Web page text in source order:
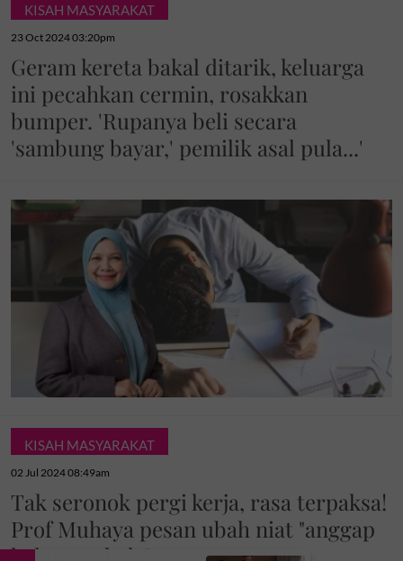
KISAH MASYARAKAT
23 Oct 2024 03:20pm
Geram kereta bakal ditarik, keluarga
ini pecahkan cermin, rosakkan
bumper. 'Rupanya beli secara
'sambung bayar,' pemilik asal pula...'
KISAH MASYARAKAT
02 Jul 2024 08:49am
Tak seronok pergi kerja, rasa terpaksa!
Prof Muhaya pesan ubah niat "anggap